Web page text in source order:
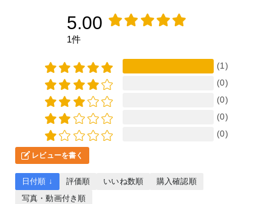
5.00
1件
(1)
(0)
(0)
(0)
(0)
レビューを書く
日付順 ↓ 評価順 いいね数順
購入確認順
写真・動画付き順